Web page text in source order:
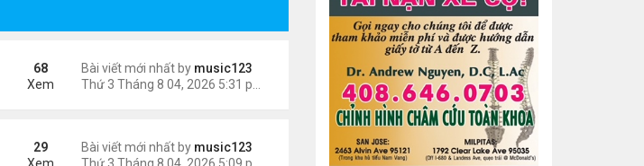
Bài viết mới nhất by music123
68
Xem
Bài viết mới nhất by music123
29